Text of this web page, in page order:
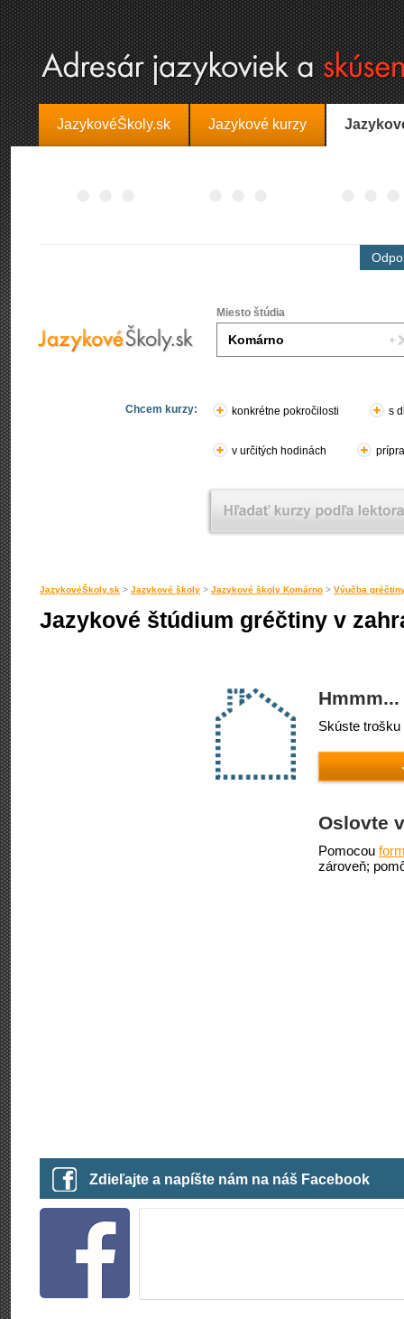
JazykovéŠkoly.sk Jazykové kurzy
Miesto štúdia
Chcem kurzy: konkrétne pokročilosti s
v určitých hodinách
JazykovéŠkoly.sk > Jazykové školy > Jazykové školy Komárno > Výučba
Jazykové štúdium gréčtiny v
Skúste
Oslovte
Pomocou
zároveň;
Zdieľajte a napíšte nám na náš Facebook